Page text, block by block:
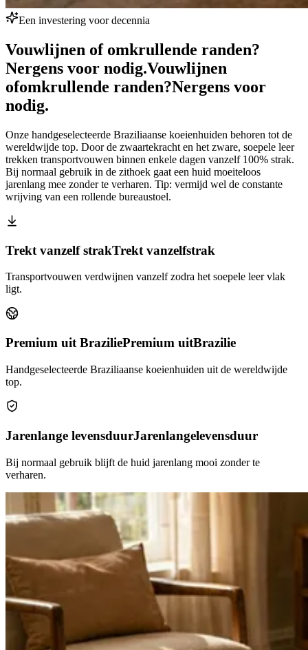
Een investering voor decennia
Vouwlijnen of omkrullende randen?
Nergens voor nodig.Vouwlijnen
ofomkrullende randen?Nergens voor
nodig.
Onze handgeselecteerde Braziliaanse koeienhuiden behoren tot de
wereldwijde top. Door de zwaartekracht en het zware, soepele leer
trekken transportvouwen binnen enkele dagen vanzelf 100% strak.
Bij normaal gebruik in de zithoek gaat een huid moeiteloos
jarenlang mee zonder te verharen. Tip: vermijd wel de constante
wrijving van een rollende bureaustoel.
Trekt vanzelf strakTrekt vanzelfstrak
Transportvouwen verdwijnen vanzelf zodra het soepele leer vlak
ligt.
Premium uit BraziliePremium uitBrazilie
Handgeselecteerde Braziliaanse koeienhuiden uit de wereldwijde
top.
Jarenlange levensduurJarenlangelevensduur
Bij normaal gebruik blijft de huid jarenlang mooi zonder te
verharen.